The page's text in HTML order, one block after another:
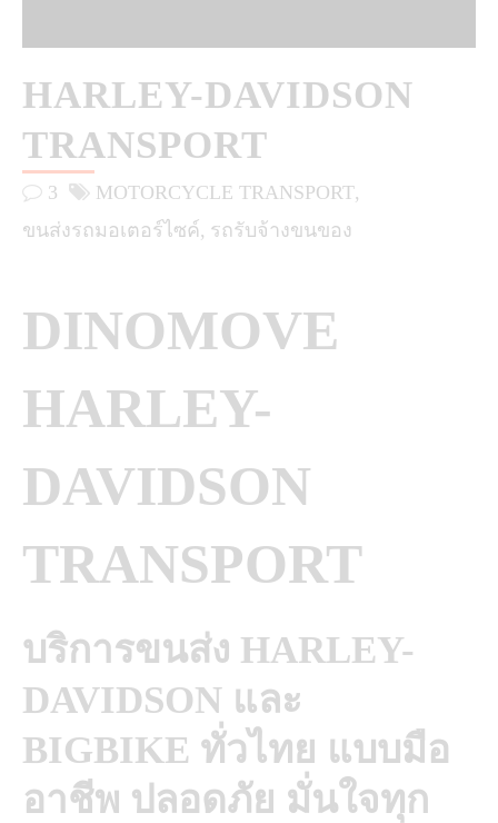
HARLEY-DAVIDSON
TRANSPORT
3
MOTORCYCLE TRANSPORT
ขนส่งรถมอเตอร์ไซค์ รถรับจ้างขนของ
DINOMOVE
HARLEY-
DAVIDSON
TRANSPORT
บริการขนส่ง HARLEY-
DAVIDSON และ
BIGBIKE ทั่วไทย แบบมือ
อาชีพ ปลอดภัย มั่นใจทุก